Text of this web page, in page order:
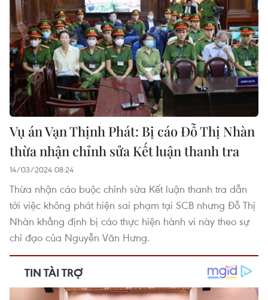
Vụ án Vạn Thịnh Phát: Bị cáo Đỗ Thị Nhàn
thừa nhận chỉnh sửa Kết luận thanh tra
14/03/2024 08:24
Thừa nhận cáo buộc chỉnh sửa Kết luận thanh tra dẫn
tới việc không phát hiện sai phạm tại SCB nhưng Đỗ Thị
Nhàn khẳng định bị cáo thực hiện hành vi này theo sự
chỉ đạo của Nguyễn Văn Hưng.